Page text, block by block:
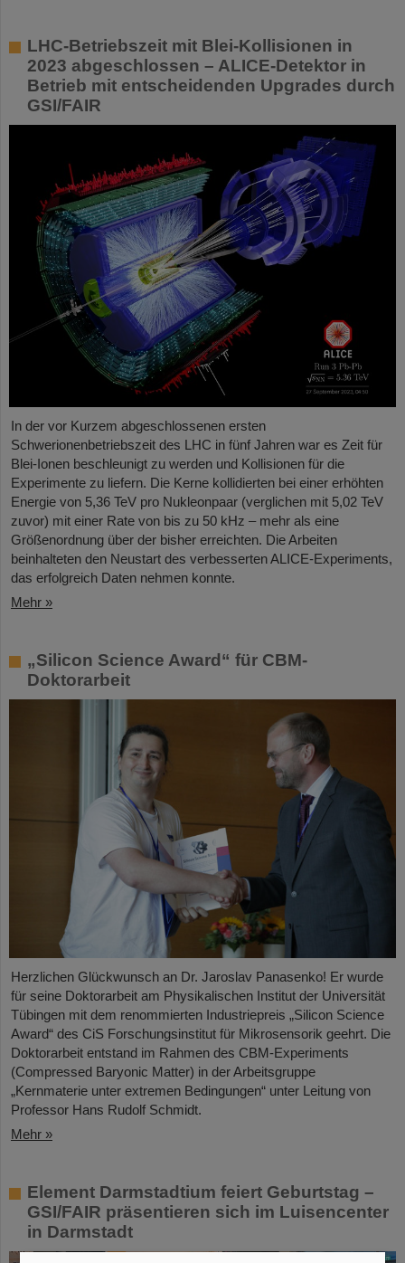
LHC-Betriebszeit mit Blei-Kollisionen in
2023 abgeschlossen – ALICE-Detektor in
Betrieb mit entscheidenden Upgrades durch
GSI/FAIR
In der vor Kurzem abgeschlossenen ersten
Schwerionenbetriebszeit des LHC in fünf Jahren war es Zeit für
Blei-Ionen beschleunigt zu werden und Kollisionen für die
Experimente zu liefern. Die Kerne kollidierten bei einer erhöhten
Energie von 5,36 TeV pro Nukleonpaar (verglichen mit 5,02 TeV
zuvor) mit einer Rate von bis zu 50 kHz – mehr als eine
Größenordnung über der bisher erreichten. Die Arbeiten
beinhalteten den Neustart des verbesserten ALICE-Experiments,
das erfolgreich Daten nehmen konnte.
Mehr »
„Silicon Science Award“ für CBM-
Doktorarbeit
Herzlichen Glückwunsch an Dr. Jaroslav Panasenko! Er wurde
für seine Doktorarbeit am Physikalischen Institut der Universität
Tübingen mit dem renommierten Industriepreis „Silicon Science
Award“ des CiS Forschungsinstitut für Mikrosensorik geehrt. Die
Doktorarbeit entstand im Rahmen des CBM-Experiments
(Compressed Baryonic Matter) in der Arbeitsgruppe
„Kernmaterie unter extremen Bedingungen“ unter Leitung von
Professor Hans Rudolf Schmidt.
Mehr »
Element Darmstadtium feiert Geburtstag –
GSI/FAIR präsentieren sich im Luisencenter
in Darmstadt